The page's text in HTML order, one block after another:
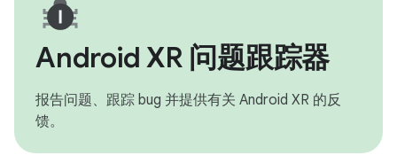
Android XR 问题跟踪器
报告问题、跟踪 bug 并提供有关 Android XR 的反
馈。